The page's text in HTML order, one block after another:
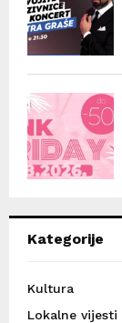
Kategorije
Kultura
Lokalne vijesti